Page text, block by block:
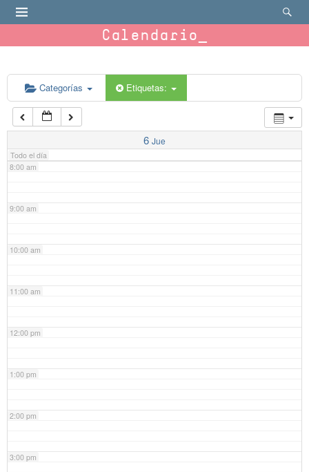
Calendario
Categorías Etiquetas:
6 Jue
Todo el día
6:00 am
7:00 am
8:00 am
9:00 am
10:00 am
11:00 am
12:00 pm
1:00 pm
2:00 pm
3:00 pm